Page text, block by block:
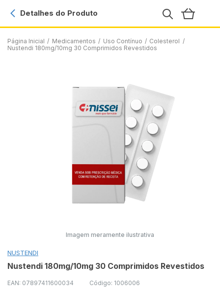
Página Inicial / Medicamentos / Uso Contínuo / Colesterol /
Nustendi 180mg/10mg 30 Comprimidos Revestidos
Detalhes do Produto
Imagem meramente ilustrativa
NUSTENDI
Nustendi 180mg/10mg 30 Comprimidos Revestidos
EAN: 07897411600034 Código: 1006006